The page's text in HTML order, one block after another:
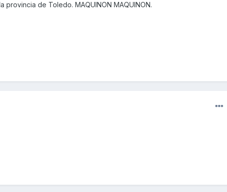
de Toledo. MAQUINON MAQUINON.